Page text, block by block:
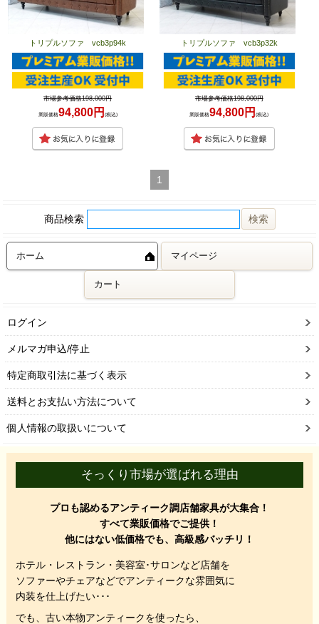
トリプルソファ vcb3p94k
市場参考価格198,000円
業販価格94,800円 (税込)
トリプルソファ vcb3p32k
市場参考価格198,000円
業販価格94,800円(税込)
1
商品検索
ホーム マイページ
カート
ログイン
メルマガ申込/停止
特定商取引法に基づく表示
送料とお支払い方法について
個人情報の取扱いについて
そっくり市場が選ばれる理由
プロも認めるアンティーク調店舗家具が大集合！
すべて業販価格でご提供！
他にはない低価格でも、高級感バッチリ！
ホテル・レストラン・美容室･サロンなど店舗を
ソファーやチェアなどでアンティークな雰囲気に
内装を仕上げたい･･･
でも、 古い本物アンティークを使ったら、